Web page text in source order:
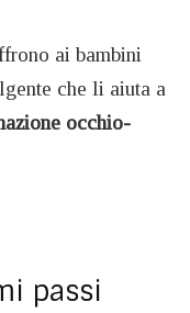
ai bambini
che li aiuta a
occhio-
passi